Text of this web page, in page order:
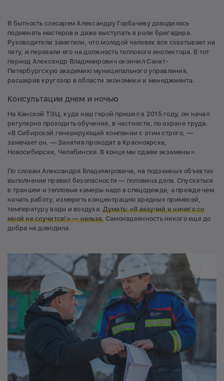
В бытность слесарем Александру Горбачеву доводилось
подменять мастеров и даже выступать в роли бригадира.
Руководители заметили, что молодой человек все схватывает на
лету, и перевели его на должность теплового инспектора. В тот
период Александр Владимирович окончил Санкт-
Петербургскую академию муниципального управления,
расширив кругозор в области экономики и менеджмента.
Консультации днем и ночью
На Канской ТЭЦ, куда наш герой пришел в 2015 году, он начал
регулярно проходить обучение, в частности, по охране труда.
«В Сибирской генерирующей компании с этим строго, —
замечает он. — Занятия проходят в Красноярске,
Новосибирске, Челябинске. В конце мы сдаем экзамены».
По словам Александра Владимировича, на подземных объектах
выполнение правил безопасности — половина дела. Спускаться
в траншеи и тепловые камеры надо в спецодежде, а прежде чем
начать работу, измерить концентрацию вредных примесей,
температуру воды и воздуха. Думать: «Я везучий и ничего со
мной не случится!» — нельзя.Самонадеянность никого еще до
добра не доводила.